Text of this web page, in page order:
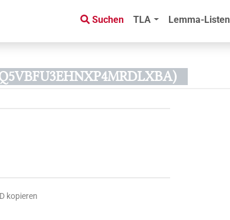
Suchen TLA Lemma-Listen
kopieren